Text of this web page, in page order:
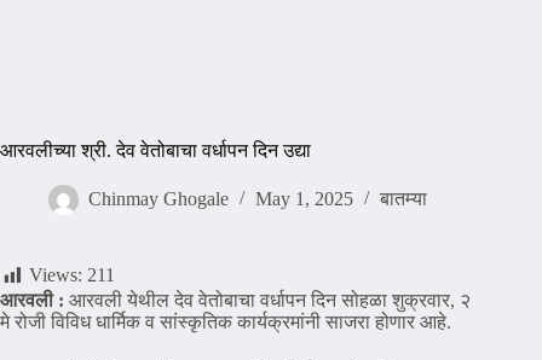
आरवलीच्या श्री. देव वेतोबाचा वर्धापन दिन उद्या
Chinmay Ghogale May 1, 2025 बातम्या
Views: 211
आरवली : आरवली येथील देव वेतोबाचा वर्धापन दिन सोहळा शुक्रवार, २
मे रोजी विविध धार्मिक व सांस्कृतिक कार्यक्रमांनी साजरा होणार आहे.